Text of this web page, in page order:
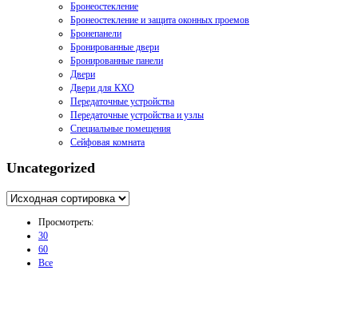
Бронеостекление
Бронеостекление и защита оконных проемов
Бронепанели
Бронированные двери
Бронированные панели
Двери
Двери для КХО
Передаточные устройства
Передаточные устройства и узлы
Специальные помещения
Сейфовая комната
Uncategorized
Просмотреть:
30
60
Все